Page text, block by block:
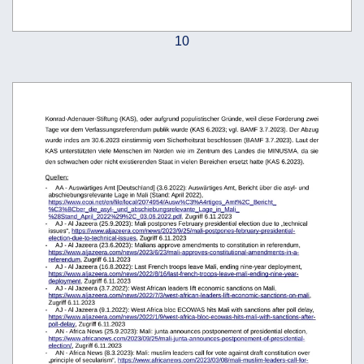
10
Konrad-Adenauer-Stiftung (KAS), oder aufgrund populistischer Gründe, weil diese Forderung zwei
Tage vor dem Verfassungsreferendum publik wurde (KAS 6.2023; vgl. BAMF 3.7.2023). Der Abzug
wurde indes am 30.6.2023 einstimmig vom Sicherheitsrat beschlossen (BAMF 3.7.2023). Laut der
KAS unterstützten  viele Menschen im Norden wie im Zentrum des Landes die MINUSMA, da sie
den schwachen oder nicht existierenden Staat in vielen Bereichen ersetzt hatte (KAS 6.2023).
Quellen:
-
AA - Auswärtiges Amt [Deutschland] (3.6.2022): Auswärtiges Amt, Bericht über die asyl- und
abschiebungsrelevante Lage in Mali (Stand: April 2022),
https://www.ecoi.net/en/file/local/2074954/Ausw%C3%A4rtiges_Amt%2C_Bericht_
%C3%BCber_die_asyl-_und_abschiebungsrelevante_Lage_in_Mali_
%28Stand_April_2022%29%2C_03.06.2022.pdf, Zugriff 6.11.2023
-
AJ - Al Jazeera (25.9.2023): Mali postpones February presidential election due to „technical
issues“, https://www.aljazeera.com/news/2023/9/25/mali-postpones-february-presidential-
election-due-to-technical-issues, Zugriff 6.11.2023
-
AJ - Al Jazeera (23.6.2023): Malians approve amendments to constitution in referendum,
https://www.aljazeera.com/news/2023/6/23/mali-approves-constitutional-amendments-in-a-
referendum, Zugriff 6.11.2023
-
AJ - Al Jazeera (16.8.2022): Last French troops leave Mali, ending nine-year deployment,
https://www.aljazeera.com/news/2022/8/16/last-french-troops-leave-mali-ending-nine-year-
deployment, Zugriff 6.11.2023
-
AJ - Al Jazeera (3.7.2022): West African leaders lift economic sanctions on Mali,
https://www.aljazeera.com/news/2022/7/3/west-african-leaders-lift-economic-sanctions-on-mali,
Zugriff 6.11.2023
-
AJ - Al Jazeera (9.1.2022): West Africa bloc ECOWAS hits Mali with sanctions after poll delay,
https://www.aljazeera.com/news/2022/1/9/west-africa-bloc-ecowas-hits-mali-with-sanctions-after-
poll-delay, Zugriff 6.11.2023
-
AN - Africa News (25.9.2023): Mali: junta announces postponement of presidential election,
https://www.africanews.com/2023/09/25/mali-junta-announces-postponement-of-presidential-
election/, Zugriff 6.11.2023
-
AN - Africa News (8.3.2023): Mali: muslim leaders call for vote against draft constitution over
„principle of secularism“, https://www.africanews.com/2023/03/08/mali-muslim-leaders-call-for-